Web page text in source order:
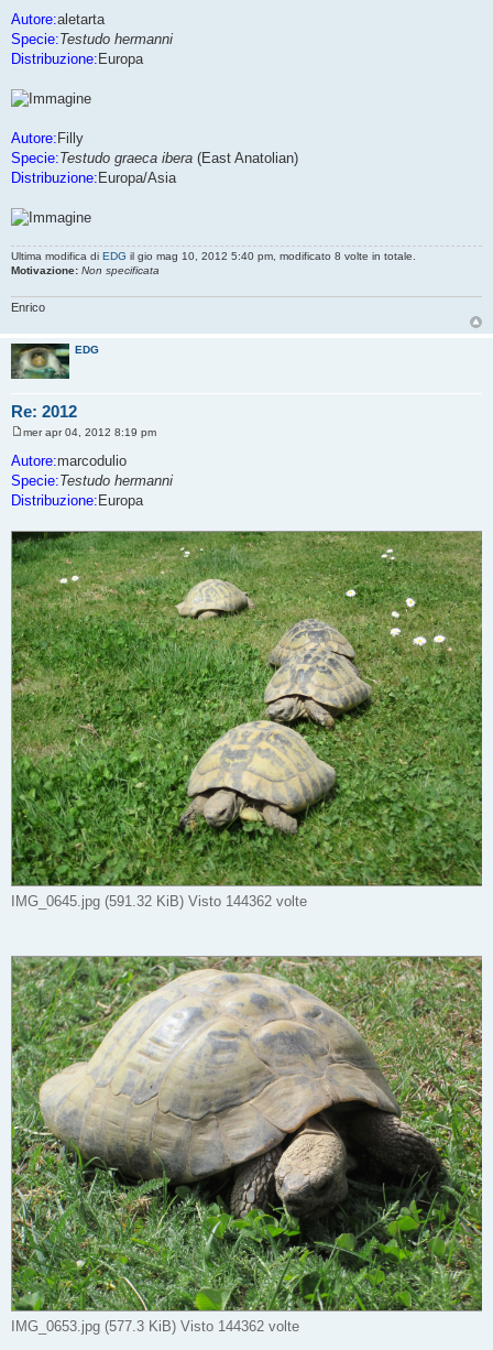
Autore:aletarta
Specie:Testudo hermanni
Distribuzione: Europa
Autore: Filly
Specie:Testudo graeca ibera (East Anatolian)
Distribuzione: Europa/Asia
Ultima modifica di EDG il gio mag 10, 2012 5:40 pm, modificato 8 volte in totale.
Motivazione: Non specificata
Enrico
EDG
Re: 2012
e
s
s
a
g
i
o
mer apr 04, 2012 8:19 pm
Autore:marcodulio
Specie:Testudo hermanni
Distribuzione: Europa
IMG_0645.jpg (591.32 KiB) Visto 144362 volte
IMG_0653.jpg (577.3 KiB) Visto 144362 volte